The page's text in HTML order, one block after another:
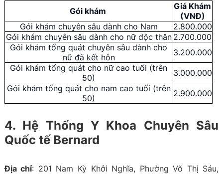
Gói khám
Giá Khám
(VNĐ)
Gói khám chuyên sâu dành cho Nam
2.800.000
Gói khám chuyên sâu dành cho nữ độc thân 2.700.000
Gói khám tổng quát chuyên sâu dành cho
nữ đã kết hôn
3.200.000
Gói khám tổng quát cho nữ cao tuổi (trên
50)
3.000.000
Gói khám tổng quát cho nam cao tuổi (trên
50)
2.900.000
4. Hệ Thống Y Khoa Chuyên Sâu
Quốc tế Bernard
Địa chỉ: 201 Nam Kỳ Khởi Nghĩa, Phường Võ Thị Sáu,